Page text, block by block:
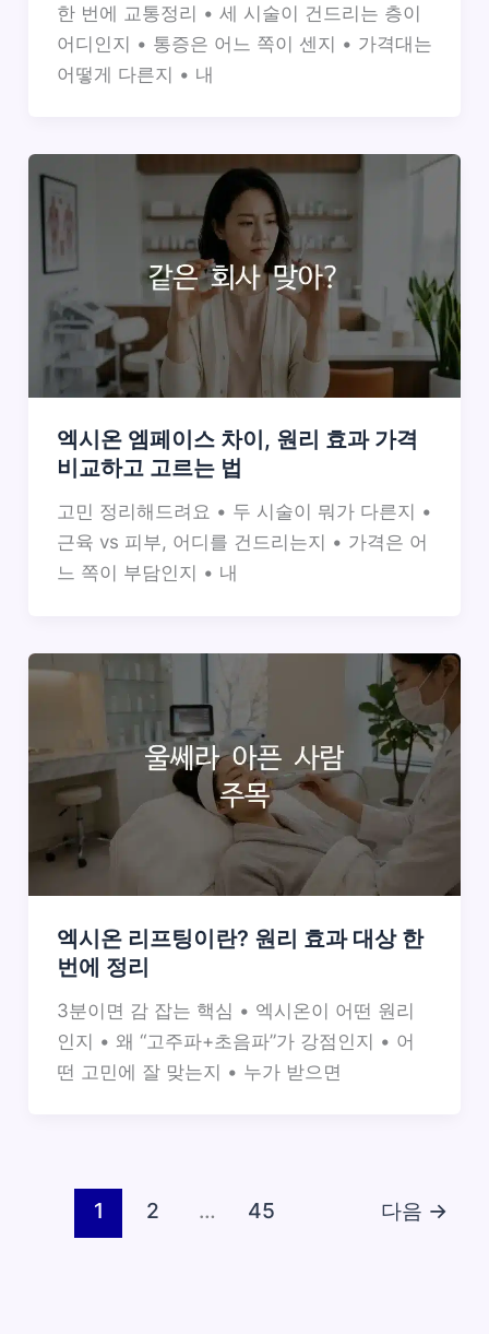
한 번에 교통정리 • 세 시술이 건드리는 층이
어디인지 • 통증은 어느 쪽이 센지 • 가격대는
어떻게 다른지 • 내
엑시온 엠페이스 차이, 원리 효과 가격
비교하고 고르는 법
고민 정리해드려요 • 두 시술이 뭐가 다른지 •
근육 vs 피부, 어디를 건드리는지 • 가격은 어
느 쪽이 부담인지 • 내
엑시온 리프팅이란? 원리 효과 대상 한
번에 정리
3분이면 감 잡는 핵심 • 엑시온이 어떤 원리
인지 • 왜 “고주파+초음파”가 강점인지 • 어
떤 고민에 잘 맞는지 • 누가 받으면
1 2 … 45 다음 →